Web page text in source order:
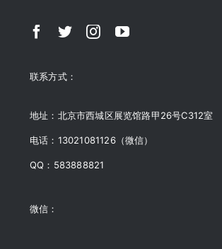
联系方式：
地址：北京市西城区展览馆路甲26号C312室
电话：13021081126（微信）
QQ：583888821
微信：